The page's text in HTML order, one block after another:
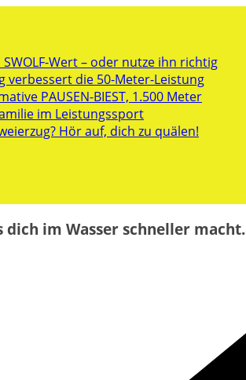
Wert – oder nutze ihn richtig
verbessert die 50-Meter-Leistung
PAUSEN-BIEST, 1.500 Meter
im Leistungssport
Hör auf, dich zu quälen!
dich im Wasser schneller macht.